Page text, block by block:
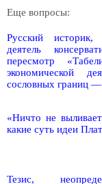
Еще вопросы:
Русский историк,
деятель
пересмотр
экономической
сословных границ —
«Ничто не
какие суть идеи
Тезис,